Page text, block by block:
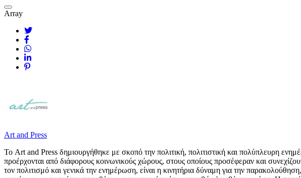
Array
Art and Press
Το Art and Press δημιουργήθηκε με σκοπό την πολιτική, πολιτιστική και πολύπλευρη
προέρχονται από διάφορους κοινωνικούς χώρους, στους οποίους προσέφεραν και
τον πολιτισμό και γενικά την ενημέρωση, είναι η κινητήρια δύναμη για την